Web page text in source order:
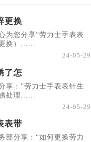
更换
您分享“劳力士手表表
换）......
24-05-29
了怎
享："劳力士手表表针生
处理......
24-05-29
表带
部分享：“如何更换劳力